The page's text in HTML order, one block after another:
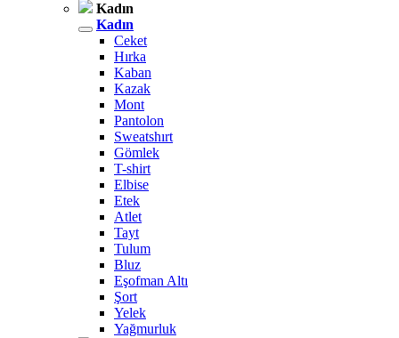
Kadın
Kadın
Ceket
Hırka
Kaban
Kazak
Mont
Pantolon
Sweatshırt
Gömlek
T-shirt
Elbise
Etek
Atlet
Tayt
Tulum
Bluz
Eşofman Altı
Şort
Yelek
Yağmurluk